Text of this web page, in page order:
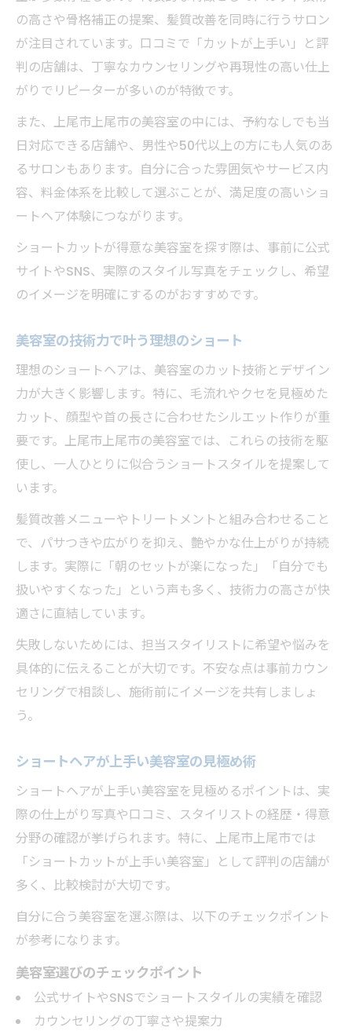
の高さや骨格補正の提案、髪質改善を同時に行うサロン
が注目されています。口コミで「カットが上手い」と評
判の店舗は、丁寧なカウンセリングや再現性の高い仕上
がりでリピーターが多いのが特徴です。
また、上尾市上尾市の美容室の中には、予約なしでも当
日対応できる店舗や、男性や50代以上の方にも人気のあ
るサロンもあります。自分に合った雰囲気やサービス内
容、料金体系を比較して選ぶことが、満足度の高いショ
ートヘア体験につながります。
ショートカットが得意な美容室を探す際は、事前に公式
サイトやSNS、実際のスタイル写真をチェックし、希望
のイメージを明確にするのがおすすめです。
美容室の技術力で叶う理想のショート
理想のショートヘアは、美容室のカット技術とデザイン
力が大きく影響します。特に、毛流れやクセを見極めた
カット、顔型や首の長さに合わせたシルエット作りが重
要です。上尾市上尾市の美容室では、これらの技術を駆
使し、一人ひとりに似合うショートスタイルを提案して
います。
髪質改善メニューやトリートメントと組み合わせること
で、パサつきや広がりを抑え、艶やかな仕上がりが持続
します。実際に「朝のセットが楽になった」「自分でも
扱いやすくなった」という声も多く、技術力の高さが快
適さに直結しています。
失敗しないためには、担当スタイリストに希望や悩みを
具体的に伝えることが大切です。不安な点は事前カウン
セリングで相談し、施術前にイメージを共有しましょ
う。
ショートヘアが上手い美容室の見極め術
ショートヘアが上手い美容室を見極めるポイントは、実
際の仕上がり写真や口コミ、スタイリストの経歴・得意
分野の確認が挙げられます。特に、上尾市上尾市では
「ショートカットが上手い美容室」として評判の店舗が
多く、比較検討が大切です。
自分に合う美容室を選ぶ際は、以下のチェックポイント
が参考になります。
美容室選びのチェックポイント
公式サイトやSNSでショートスタイルの実績を確認
カウンセリングの丁寧さや提案力